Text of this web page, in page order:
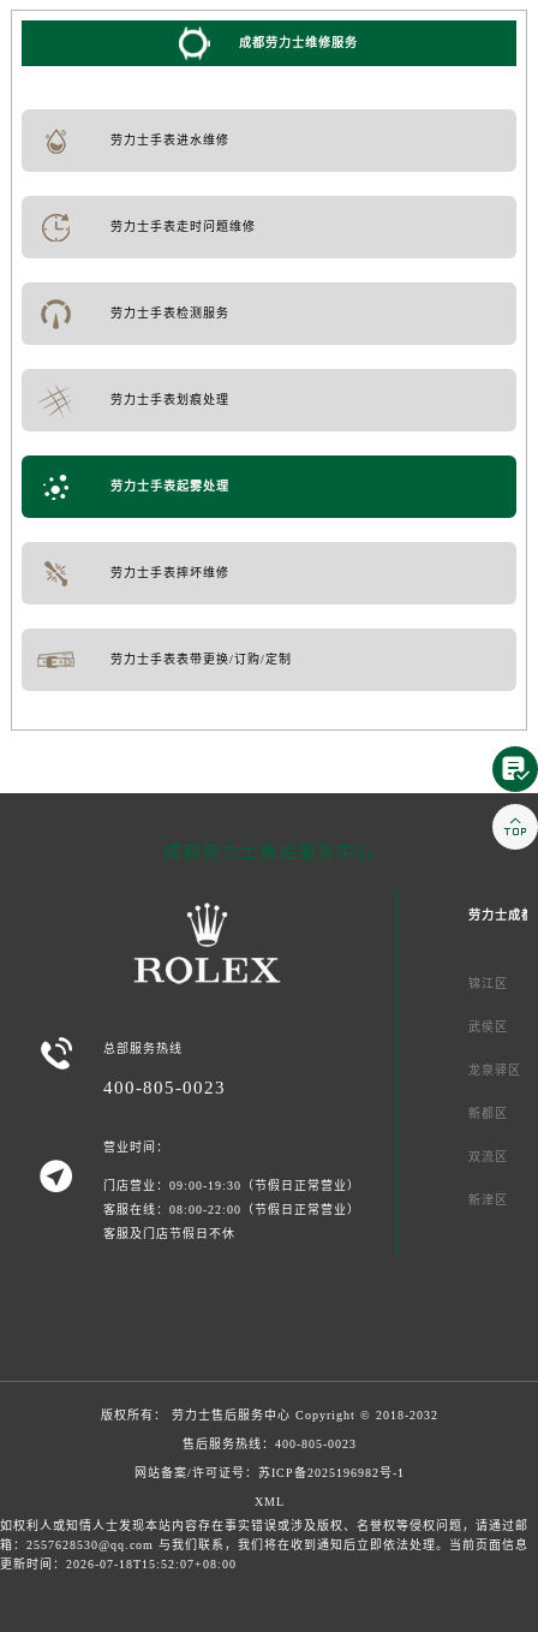
成都劳力士维修服务
劳力士手表进水维修
劳力士手表走时问题维修
劳力士手表检测服务
劳力士手表划痕处理
劳力士手表起雾处理
劳力士手表摔坏维修
劳力士手表表带更换/订购/定制
成都劳力士售后服务中心
 总部服务热线
400-805-0023

营业时间：
门店营业：09:00-19:30（节假日正常营业）
客服在线：08:00-22:00（节假日正常营业）
客服及门店节假日不休
劳力士成都
锦江区
武侯区
龙泉驿区
新都区
双流区
新津区
版权所有： 劳力士售后服务中心 Copyright © 2018-2032
售后服务热线： 400-805-0023
网站备案/许可证号：苏ICP备2025196982号-1
XML
如权利人或知情人士发现本站内容存在事实错误或涉及版权、名誉权等侵权问题，请通过邮
箱：2557628530@qq.com 与我们联系，我们将在收到通知后立即依法处理。当前页面信息
更新时间：2026-07-18T15:52:07+08:00

